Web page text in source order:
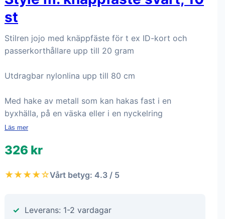
st
Stilren jojo med knäppfäste för t ex ID-kort och
passerkorthållare upp till 20 gram
Utdragbar nylonlina upp till 80 cm
Med hake av metall som kan hakas fast i en
byxhälla, på en väska eller i en nyckelring
Läs mer
326 kr
★★★★☆Vårt betyg: 4.3 / 5
Leverans: 1-2 vardagar